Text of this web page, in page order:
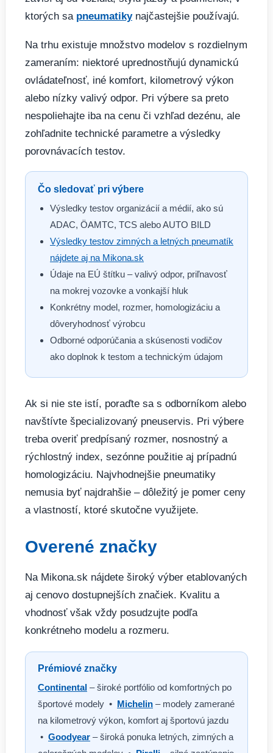
ktorých sa pneumatikynajčastejšie používajú.
Na trhu existuje množstvo modelov s rozdielnym
zameraním: niektoré uprednostňujú dynamickú
ovládateľnosť, iné komfort, kilometrový výkon
alebo nízky valivý odpor. Pri výbere sa preto
nespoliehajte iba na cenu či vzhľad dezénu, ale
zohľadnite technické parametre a výsledky
porovnávacích testov.
Čo sledovať pri výbere
Výsledky testov organizácií a médií, ako sú
ADAC, ÖAMTC, TCS alebo AUTO BILD
Výsledky testov zimných a letných pneumatík
nájdete aj na Mikona.sk
Údaje na EÚ štítku – valivý odpor, priľnavosť
na mokrej vozovke a vonkajší hluk
Konkrétny model, rozmer, homologizáciu a
dôveryhodnosť výrobcu
Odborné odporúčania a skúsenosti vodičov
ako doplnok k testom a technickým údajom
Ak si nie ste istí, poraďte sa s odborníkom alebo
navštívte špecializovaný pneuservis. Pri výbere
treba overiť predpísaný rozmer, nosnostný a
rýchlostný index, sezónne použitie aj prípadnú
homologizáciu. Najvhodnejšie pneumatiky
nemusia byť najdrahšie – dôležitý je pomer ceny
a vlastností, ktoré skutočne využijete.
Overené značky
Na Mikona.sk nájdete široký výber etablovaných
aj cenovo dostupnejších značiek. Kvalitu a
vhodnosť však vždy posudzujte podľa
konkrétneho modelu a rozmeru.
Prémiové značky
Continental – široké portfólio od komfortných po
športové modely • Michelin – modely zamerané
na kilometrový výkon, komfort aj športovú jazdu
• Goodyear – široká ponuka letných, zimných a